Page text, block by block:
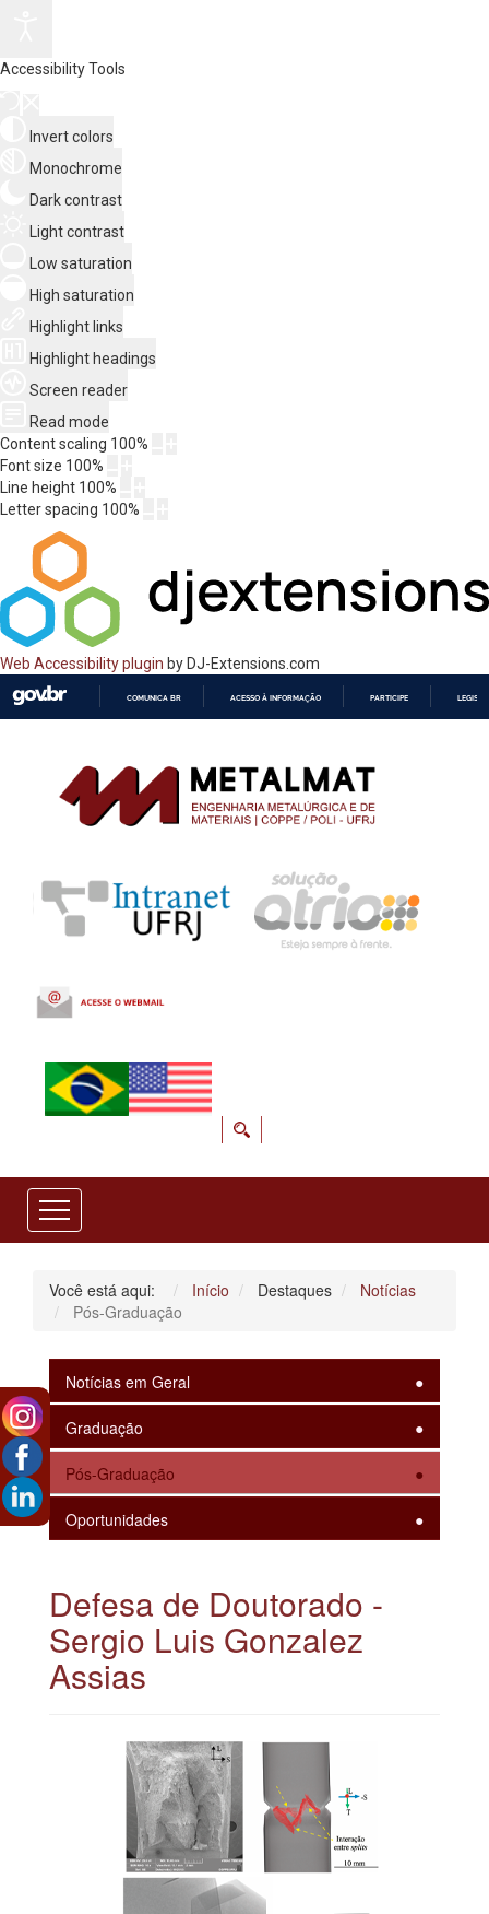
Accessibility Tools
Invert colors
Monochrome
Dark contrast
Light contrast
Low saturation
High saturation
Highlight links
Highlight headings
Screen reader
Read mode
Content scaling 100%
Font size 100%
Line height 100%
Letter spacing 100%
Web Accessibility plugin by DJ-Extensions.com
CONTEÚDO
COMUNICA BR ACESSO À INFORMAÇÃO PARTICIPE
Você está aqui: Início Destaques
Notícias
Pós-Graduação
Notícias em Geral
Graduação
Pós-Graduação
Oportunidades
Defesa de Doutorado -
Sergio Luis Gonzalez
Assias